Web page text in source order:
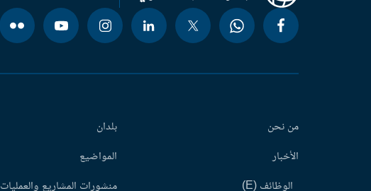
من نحن
الأخبار
الوظائف (E)
بلدان
المواضيع
منشورات المشاريع والعمليات